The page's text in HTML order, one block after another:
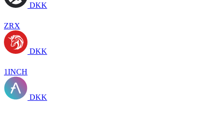
DKK
ZRX
DKK
1INCH
DKK